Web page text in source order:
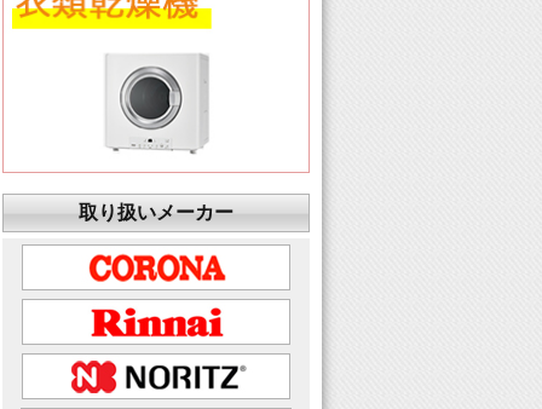
取り扱いメーカー